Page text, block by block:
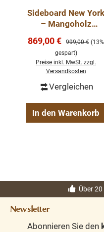
Sideboard New York
– Mangoholz
Fischgrätenmuster,
2 Türen & 4
Schubladen, 165 cm
Verkaufspreis:
869,00 € Regulärer Preis:
999,00 € (13%
gespart)
Preise inkl. MwSt. zzgl.
Versandkosten
Vergleichen
In den Warenkorb
Über
Newsletter
Abonnieren Sie den